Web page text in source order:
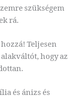
szükségem
rá.
Teljesen
hogy az
és ánizs és